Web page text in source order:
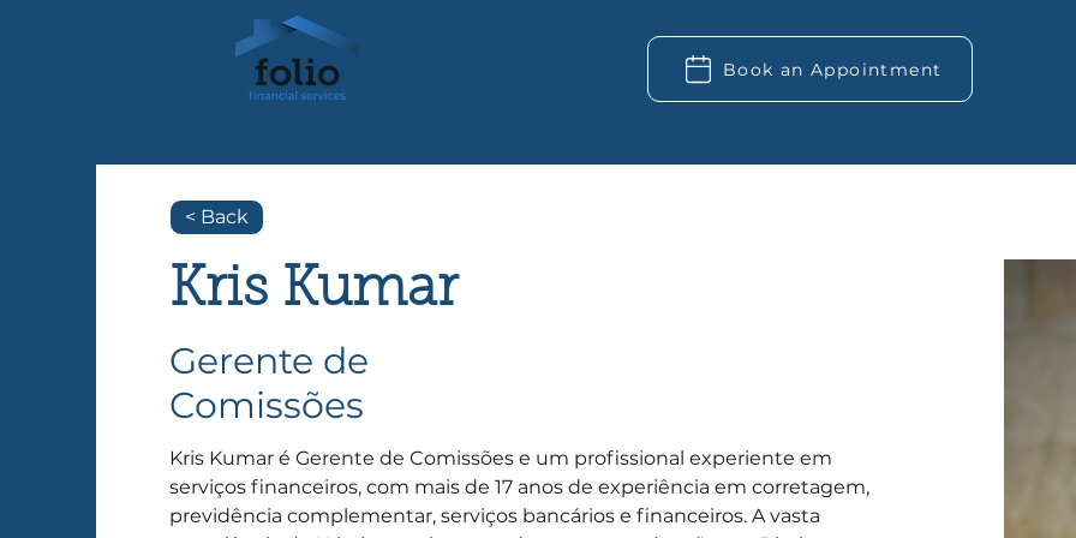
Book an Appointment
< Back
Kris Kumar
Gerente de
Comissões
Kris Kumar é Gerente de Comissões e um profissional experiente em
serviços financeiros, com mais de 17 anos de experiência em corretagem,
previdência complementar, serviços bancários e financeiros. A vasta